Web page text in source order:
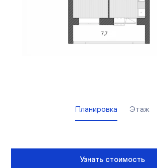
Офисы
Планировка Этаж
Узнать стоимость